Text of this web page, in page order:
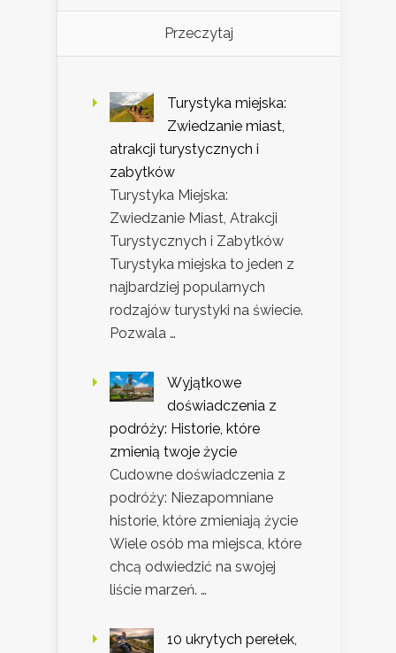
Przeczytaj
Turystyka miejska:
Zwiedzanie miast,
atrakcji turystycznych i
zabytków
Turystyka Miejska:
Zwiedzanie Miast, Atrakcji
Turystycznych i Zabytków
Turystyka miejska to jeden z
najbardziej popularnych
rodzajów turystyki na świecie.
Pozwala …
Wyjątkowe
doświadczenia z
podróży: Historie, które
zmienią twoje życie
Cudowne doświadczenia z
podróży: Niezapomniane
historie, które zmieniają życie
Wiele osób ma miejsca, które
chcą odwiedzić na swojej
liście marzeń. …
10 ukrytych perełek,